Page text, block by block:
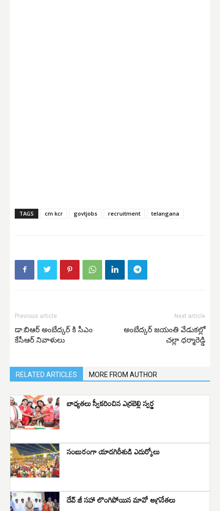
TAGS cm kcr govtjobs recruitment telangana
Previous article
డా.బిఆర్ అంబేద్కర్ కి సీఎం
కేసీఆర్ నివాళులు
Next article
అంబేద్కర్ జయంతి వేడుకల్లో
చల్లా ధర్మారెడ్డి
RELATED ARTICLES MORE FROM AUTHOR
బాధ్యతలు స్వీకరించిన ఎర్రబెల్లి స్వర్ణ
సంబురంగా యాదగిరీశుడి ఎదుర్కోలు
దేవ్ జీ సహా లొంగిపోయిన మావో అగ్రనేతలు